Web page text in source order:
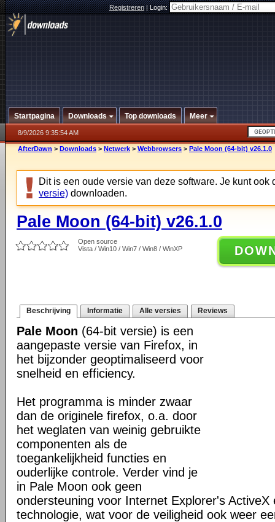
Registreren|Login:
Startpagina Downloads Top downloads Meer
8/9/2026 9:35:54 AM
AfterDawn > Downloads > Netwerk > Webbrowsers > Pale Moon (64-bit) v26.1.0
Dit is een oude versie van deze software. Je kunt ook
versie) downloaden.
Pale Moon (64-bit) v26.1.0
Open source
Vista / Win10 / Win7 / Win8 / WinXP
Beschrijving Informatie Alle versies Reviews
Pale Moon (64-bit versie) is een
aangepaste versie van Firefox, in
het bijzonder geoptimaliseerd voor
snelheid en efficiency.
Het programma is minder zwaar
dan de originele firefox, o.a. door
het weglaten van weinig gebruikte
componenten als de
toegankelijkheid functies en
ouderlijke controle. Verder vind je
in Pale Moon ook geen
ondersteuning voor Internet Explorer's ActiveX
technologie, wat voor de veiligheid ook weer